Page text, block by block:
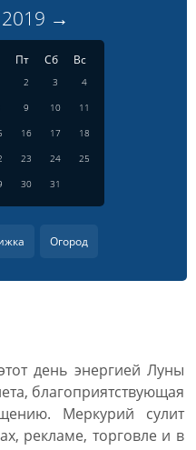
2019 →
Пт Сб Вс
2 3
4
9 10
11
16 17
18
23 24
25
30 31
Огород
день энергией Луны
благоприятствующая
Меркурий сулит
рекламе, торговле и в